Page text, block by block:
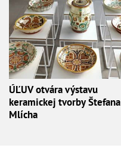
ÚĽUV otvára výstavu
keramickej tvorby Štefana
Mlícha